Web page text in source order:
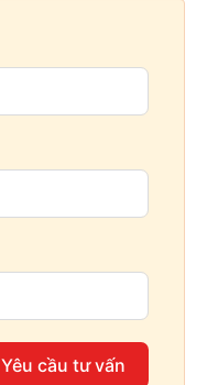
Yêu cầu tư vấn